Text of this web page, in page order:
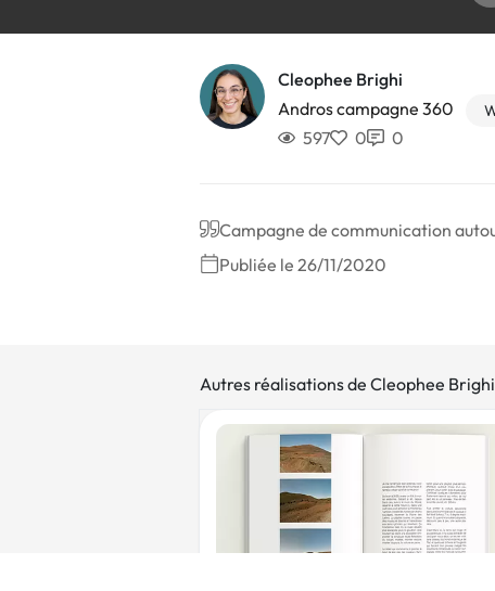
Cleophee Brighi
Andros campagne 360
597 0 0
Campagne de communication
Publiée le 26/11/2020
Autres réalisations de Cleophee Brighi